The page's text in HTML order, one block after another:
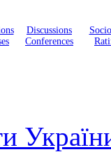
Discussions
Conferences